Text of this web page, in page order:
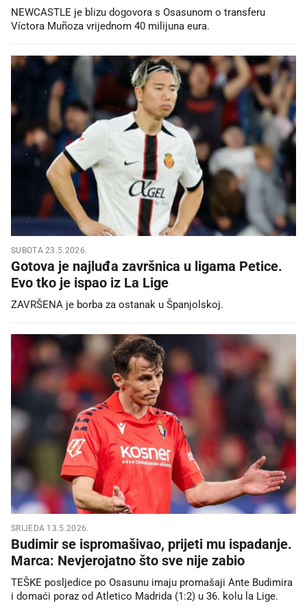
NEWCASTLE je blizu dogovora s Osasunom o transferu
Víctora Muñoza vrijednom 40 milijuna eura.
SUBOTA 23.5.2026.
Gotova je najluđa završnica u ligama Petice.
Evo tko je ispao iz La Lige
ZAVRŠENA je borba za ostanak u Španjolskoj.
SRIJEDA 13.5.2026.
Budimir se ispromašivao, prijeti mu ispadanje.
Marca: Nevjerojatno što sve nije zabio
TEŠKE posljedice po Osasunu imaju promašaji Ante Budimira
i domaći poraz od Atletico Madrida (1:2) u 36. kolu la Lige.